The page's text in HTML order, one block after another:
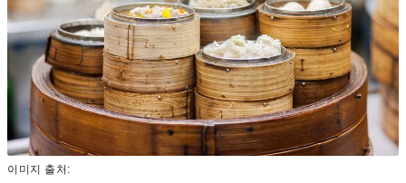
이미지 출처: